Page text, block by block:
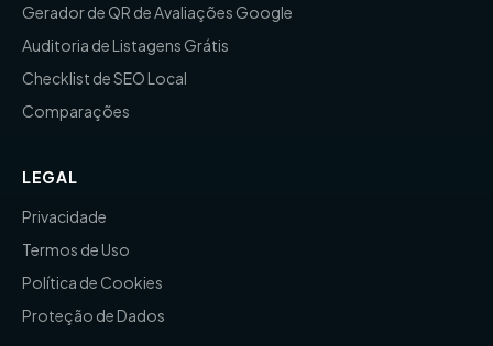
Gerador de QR de Avaliações Google
Auditoria de Listagens Grátis
Checklist de SEO Local
Comparações
LEGAL
Privacidade
Termos de Uso
Política de Cookies
Proteção de Dados